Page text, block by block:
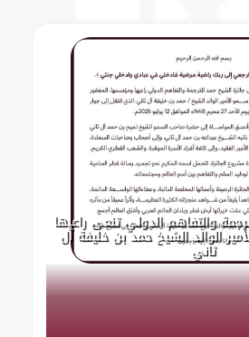
والتفاهم الدولي تنعى راعيها
الوالد الشيخ حمد بن خليفة آل
ثاني